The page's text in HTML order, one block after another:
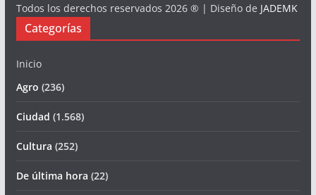
Todos los derechos reservados 2026 ® | Diseño de JADEMK
Categorías
Inicio
Agro (236)
Ciudad (1.568)
Cultura (252)
De última hora (22)